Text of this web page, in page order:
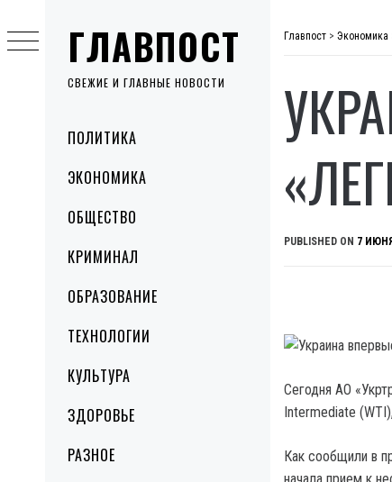
ГЛАВПОСТ
СВЕЖИЕ И ГЛАВНЫЕ НОВОСТИ
MenuПОЛИТИКА
ЭКОНОМИКА
ОБЩЕСТВО
КРИМИНАЛ
ОБРАЗОВАНИЕ
ТЕХНОЛОГИИ
КУЛЬТУРА
ЗДОРОВЬЕ
РАЗНОЕ
to
content
Главпост > Экономика
PUBLISHED ON 7
Сегодня АО
Intermediate
Как сообщили в